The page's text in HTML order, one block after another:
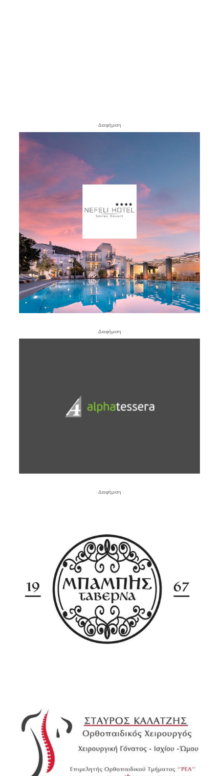
- Διαφήμιση -
- Διαφήμιση -
- Διαφήμιση -